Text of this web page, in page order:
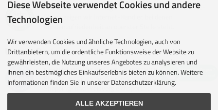
Mit dem Vertrauenssiegel für kundenfreundliche Online-
Shops zeigen wir Internet-Händler, bei denen
Kundenzufriedenheit an oberster Stelle steht.
Unsere Partner
idealo ist eine der größten E-Commerce-Websites in
Europa und eines der führenden europäischen Online-
Shopping- und Preisvergleichsportale.
Diese Webseite verwendet Cookies und andere
Technologien
Wir verwenden Cookies und ähnliche Technologien, auch von
Drittanbietern, um die ordentliche Funktionsweise der Website zu
gewährleisten, die Nutzung unseres Angebotes zu analysieren und
Ihnen ein bestmögliches Einkaufserlebnis bieten zu können. Weitere
Informationen finden Sie in unserer Datenschutzerklärung.
ALLE AKZEPTIEREN